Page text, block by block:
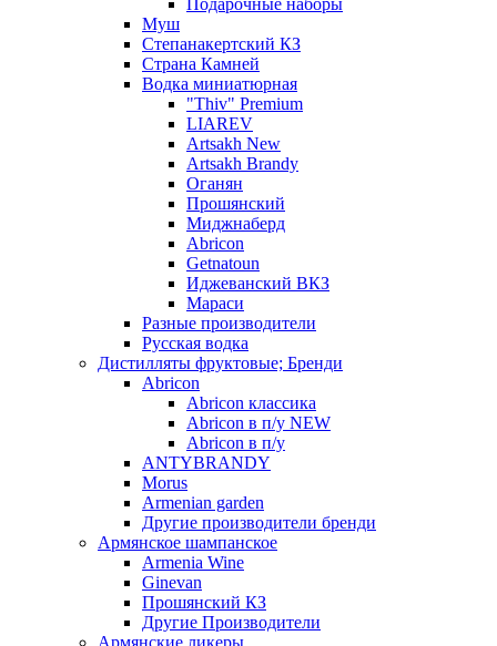
Подарочные наборы
Муш
Степанакертский КЗ
Страна Камней
Водка миниатюрная
"Thiv" Premium
LIAREV
Artsakh New
Artsakh Brandy
Оганян
Прошянский
Миджнаберд
Abricon
Getnatoun
Иджеванский ВКЗ
Мараси
Разные производители
Русская водка
Дистилляты фруктовые; Бренди
Abricon
Abricon классика
Abricon в п/у NEW
Abricon в п/у
ANTYBRANDY
Morus
Armenian garden
Другие производители бренди
Армянское шампанское
Armenia Wine
Ginevan
Прошянский КЗ
Другие Производители
Армянские ликеры